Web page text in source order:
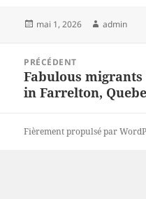
Publié
mai 1, 2026 Auteur
admin
l’article
PRÉCÉDENT
Article
précédent :
Fabulous
in Farrelton,
Fièrement propulsé par